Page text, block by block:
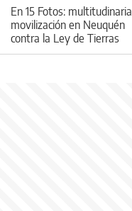
En 15 Fotos: multitudinaria
movilización en Neuquén
contra la Ley de Tierras